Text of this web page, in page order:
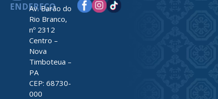
ENDEREÇO
Av. Barão do
Rio Branco,
nº 2312
Centro –
Nova
Timboteua –
PA
CEP: 68730-
000